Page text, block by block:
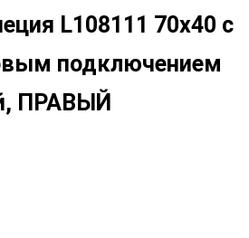
L108111 70x40 с
подключением
ПРАВЫЙ